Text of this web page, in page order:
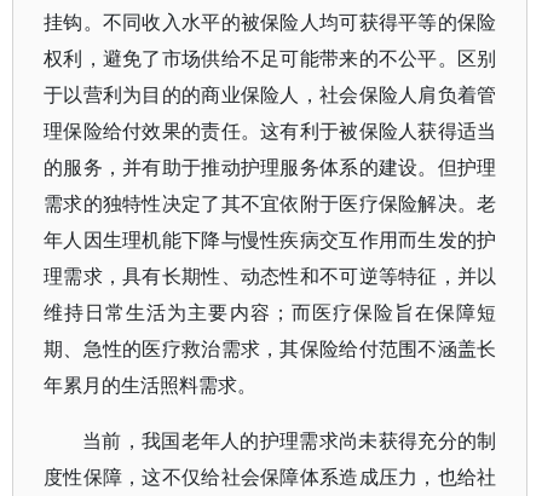
挂钩。不同收入水平的被保险人均可获得平等的保险
权利，避免了市场供给不足可能带来的不公平。区别
于以营利为目的的商业保险人，社会保险人肩负着管
理保险给付效果的责任。这有利于被保险人获得适当
的服务，并有助于推动护理服务体系的建设。但护理
需求的独特性决定了其不宜依附于医疗保险解决。老
年人因生理机能下降与慢性疾病交互作用而生发的护
理需求，具有长期性、动态性和不可逆等特征，并以
维持日常生活为主要内容；而医疗保险旨在保障短
期、急性的医疗救治需求，其保险给付范围不涵盖长
年累月的生活照料需求。
当前，我国老年人的护理需求尚未获得充分的制
度性保障，这不仅给社会保障体系造成压力，也给社